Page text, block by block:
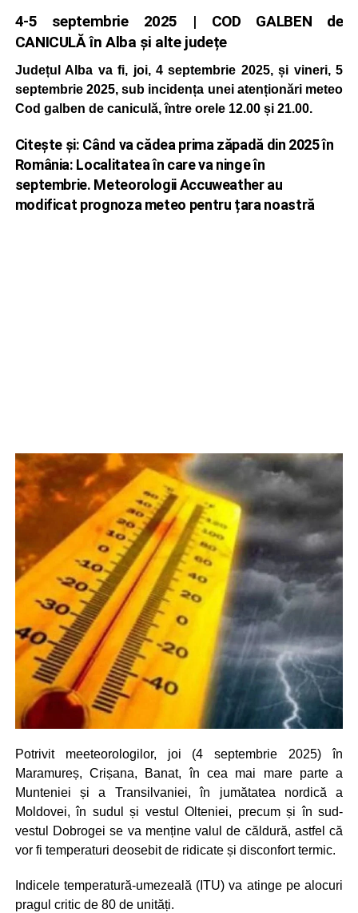
4-5 septembrie 2025 | COD GALBEN de
CANICULĂ în Alba și alte județe
Județul Alba va fi, joi, 4 septembrie 2025, și vineri, 5
septembrie 2025, sub incidența unei atenționări meteo
Cod galben de caniculă, între orele 12.00 și 21.00.
Citește și: Când va cădea prima zăpadă din 2025 în
România: Localitatea în care va ninge în
septembrie. Meteorologii Accuweather au
modificat prognoza meteo pentru țara noastră
Potrivit meeteorologilor, joi (4 septembrie 2025) în
Maramureș, Crișana, Banat, în cea mai mare parte a
Munteniei și a Transilvaniei, în jumătatea nordică a
Moldovei, în sudul și vestul Olteniei, precum și în sud-
vestul Dobrogei se va menține valul de căldură, astfel că
vor fi temperaturi deosebit de ridicate și disconfort termic.
Indicele temperatură-umezeală (ITU) va atinge pe alocuri
pragul critic de 80 de unități.